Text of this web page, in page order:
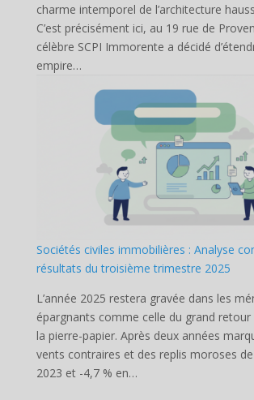
charme intemporel de l’architecture
C’est précisément ici, au 19 rue de
célèbre SCPI Immorente a décidé
empire…
Sociétés civiles immobilières : Analyse
résultats du troisième trimestre 2025
L’année 2025 restera gravée dans les
épargnants comme celle du grand retour
la pierre-papier. Après deux années
vents contraires et des replis moroses
2023 et -4,7 % en…